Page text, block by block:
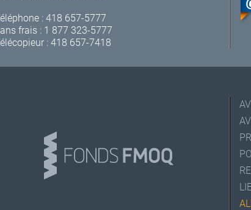
:418 657-5777
frais : 1 877 323-5777
: 418 657-7418